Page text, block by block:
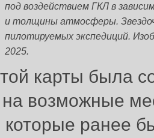
под воздействием ГКЛ в
и толщины атмосферы.
пилотируемых экспедиций.
2025.
карты была
на возможные
которые ранее